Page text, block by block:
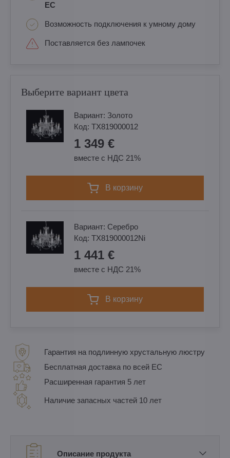
ЕС
Возможность подключения к умному дому
Поставляется без лампочек
Выберите вариант цвета
Вариант: Золотo
Код: TX819000012
1 349 €
вместе с НДС 21%
в корзину
Вариант: Cеребро
Код: TX819000012Ni
1 441 €
вместе с НДС 21%
в корзину
Гарантия на подлинную хрустальную люстру
Бесплатная доставка по всей ЕС
Расширенная гарантия 5 лет
Наличие запасных частей 10 лет
Описание продукта